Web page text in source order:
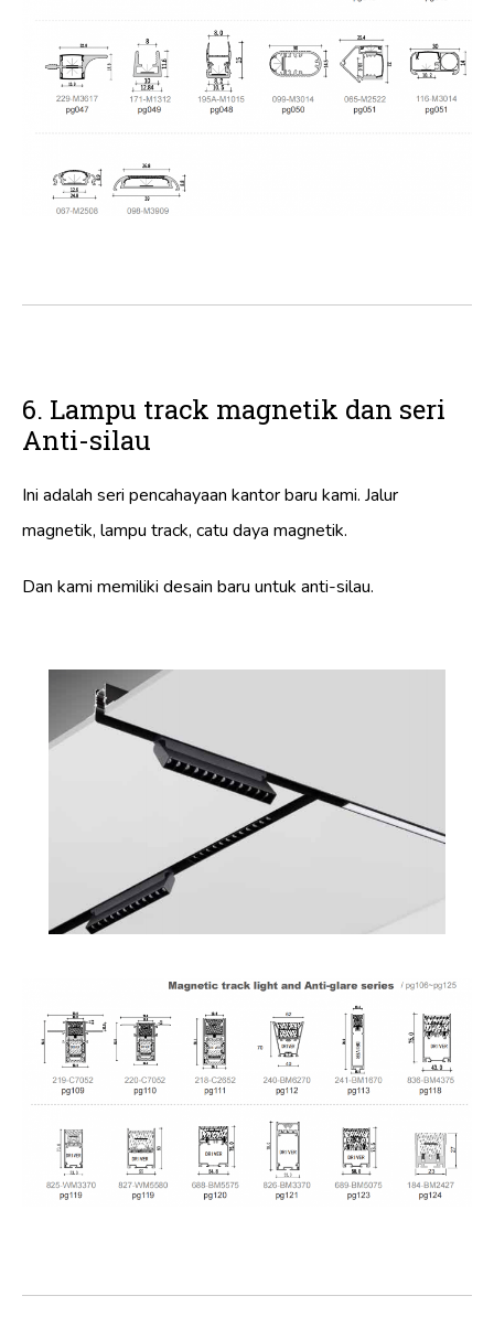
6. Lampu track magnetik dan seri
Anti-silau
Ini adalah seri pencahayaan kantor baru kami. Jalur
magnetik, lampu track, catu daya magnetik.
Dan kami memiliki desain baru untuk anti-silau.